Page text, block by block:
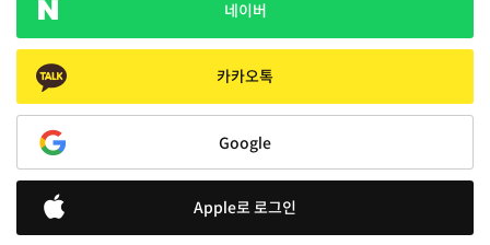
네이버
카카오톡
Google
Apple로 로그인